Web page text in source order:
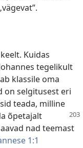
Kuidas
tegelikult
klassile oma
on selgitusest eri
teada, milline
õpetajalt
nad teemast
1:1